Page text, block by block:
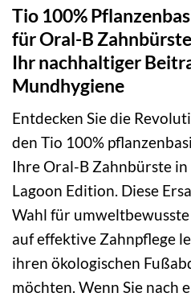
Tio 100%
für Oral-B
Ihr nachhaltiger
Mundhygiene
Entdecken Sie die
den Tio 100%
Ihre Oral-B Zahnbürste
Lagoon Edition. Diese
Wahl für
auf effektive Zahnpflege
ihren ökologischen
möchten. Wenn Sie nach